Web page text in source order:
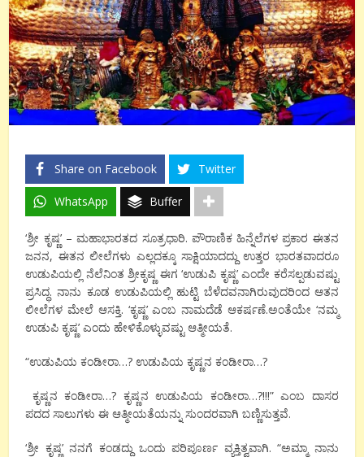
Share on Facebook Twitter
WhatsApp Buffer
‘ಶ್ರೀ ಕೃಷ್ಣ’ – ಮಹಾಭಾರತದ ಸೂತ್ರಧಾರಿ. ಪೌರಾಣಿಕ ಹಿನ್ನೆಲೆಗಳ ಪ್ರಕಾರ ಈತನ
ಜನನ, ಈತನ ಲೀಲೆಗಳು ಎಲ್ಲದಕ್ಕೂ ಸಾಕ್ಷಿಯಾದದ್ದು ಉತ್ತರ ಭಾರತವಾದರೂ
ಉಡುಪಿಯಲ್ಲಿ ನೆಲೆನಿಂತ ಶ್ರೀಕೃಷ್ಣ ಈಗ ‘ಉಡುಪಿ ಕೃಷ್ಣ’ ಎಂದೇ ಕರೆಸಲ್ಪಡುವಷ್ಟು
ಪ್ರಸಿದ್ಧ. ನಾನು ಕೂಡ ಉಡುಪಿಯಲ್ಲಿ ಹುಟ್ಟಿ ಬೆಳೆದವನಾಗಿರುವುದರಿಂದ ಆತನ
ಲೀಲೆಗಳ ಮೇಲೆ ಆಸಕ್ತಿ. ‘ಕೃಷ್ಣ’ ಎಂಬ ನಾಮದೆಡೆ ಆಕರ್ಷಣೆ.ಅಂತೆಯೇ ‘ನಮ್ಮ
ಉಡುಪಿ ಕೃಷ್ಣ’ ಎಂದು ಹೇಳಿಕೊಳ್ಳುವಷ್ಟು ಆತ್ಮೀಯತೆ.
“ಉಡುಪಿಯ ಕಂಡೀರಾ…? ಉಡುಪಿಯ ಕೃಷ್ಣನ ಕಂಡೀರಾ…?
ಕೃಷ್ಣನ ಕಂಡೀರಾ…? ಕೃಷ್ಣನ ಉಡುಪಿಯ ಕಂಡೀರಾ…?!!!” ಎಂಬ ದಾಸರ
ಪದದ ಸಾಲುಗಳು ಈ ಆತ್ಮೀಯತೆಯನ್ನು ಸುಂದರವಾಗಿ ಬಣ್ಣಿಸುತ್ತವೆ.
‘ಶ್ರೀ ಕೃಷ್ಣ’ ನನಗೆ ಕಂಡದ್ದು ಒಂದು ಪರಿಪೂರ್ಣ ವ್ಯಕ್ತಿತ್ವವಾಗಿ. “ಅಮ್ಮಾ ನಾನು